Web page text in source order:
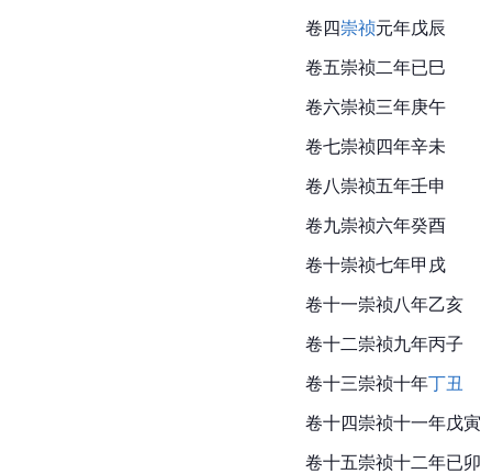
卷四崇祯元年戊辰
卷五崇祯二年已巳
卷六崇祯三年庚午
卷七崇祯四年辛未
卷八崇祯五年壬申
卷九崇祯六年癸酉
卷十崇祯七年甲戌
卷十一崇祯八年乙亥
卷十二崇祯九年丙子
卷十三崇祯十年丁丑
卷十四崇祯十一年戊寅
卷十五崇祯十二年已卯